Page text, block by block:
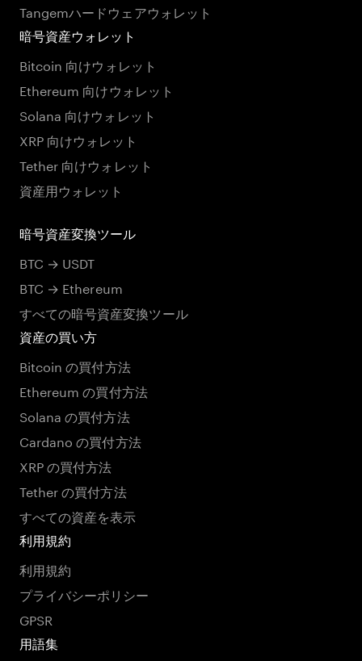
Tangemハードウェアウォレット
暗号資産ウォレット
Bitcoin 向けウォレット
Ethereum 向けウォレット
Solana 向けウォレット
XRP 向けウォレット
Tether 向けウォレット
資産用ウォレット
暗号資産変換ツール
BTC → USDT
BTC → Ethereum
すべての暗号資産変換ツール
資産の買い方
Bitcoin の買付方法
Ethereum の買付方法
Solana の買付方法
Cardano の買付方法
XRP の買付方法
Tether の買付方法
すべての資産を表示
利用規約
利用規約
プライバシーポリシー
GPSR
用語集